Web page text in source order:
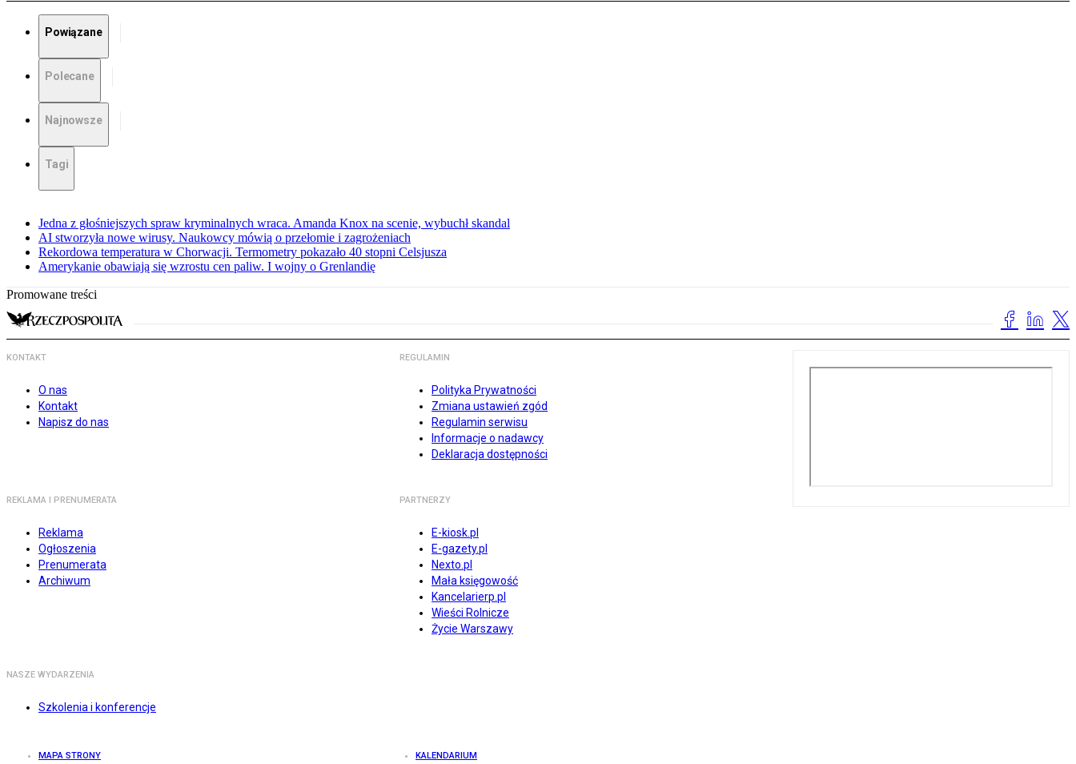
Powiązane
Polecane
Najnowsze
Tagi
Jedna z głośniejszych spraw kryminalnych wraca. Amanda Knox na scenie, wybuchł skandal
AI stworzyła nowe wirusy. Naukowcy mówią o przełomie i zagrożeniach
Rekordowa temperatura w Chorwacji. Termometry pokazało 40 stopni Celsjusza
Amerykanie obawiają się wzrostu cen paliw. I wojny o Grenlandię
Promowane treści
KONTAKT
O nas
Kontakt
Napisz do nas
REGULAMIN
Polityka Prywatności
Zmiana ustawień zgód
Regulamin serwisu
Informacje o nadawcy
Deklaracja dostępności
REKLAMA I PRENUMERATA
Reklama
Ogłoszenia
Prenumerata
Archiwum
PARTNERZY
E-kiosk.pl
E-gazety.pl
Nexto.pl
Mała księgowość
Kancelarierp.pl
Wieści Rolnicze
Życie Warszawy
NASZE WYDARZENIA
Szkolenia i konferencje
MAPA STRONY KALENDARIUM